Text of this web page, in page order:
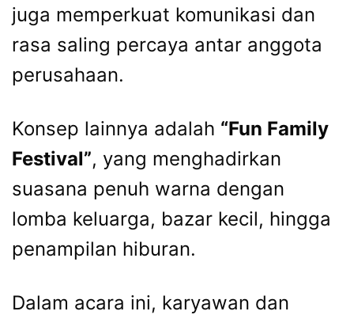
juga memperkuat komunikasi dan
rasa saling percaya antar anggota
perusahaan.
Konsep lainnya adalah “Fun Family
Festival”, yang menghadirkan
suasana penuh warna dengan
lomba keluarga, bazar kecil, hingga
penampilan hiburan.
Dalam acara ini, karyawan dan